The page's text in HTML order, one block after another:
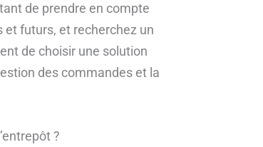
de prendre en compte
et futurs, et recherchez un
de choisir une solution
des commandes et la
?